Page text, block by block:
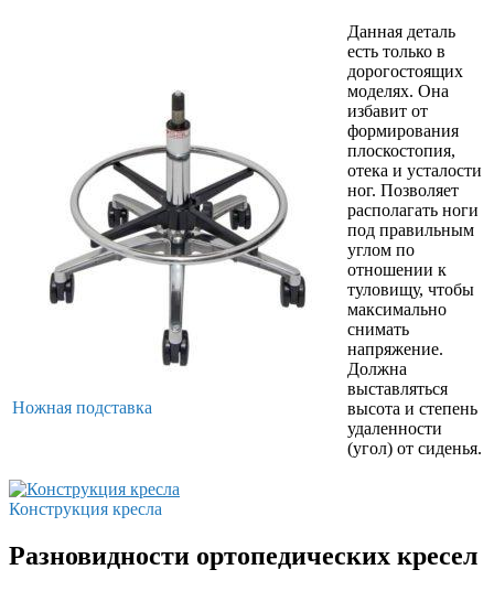
Ножная подставка
Данная деталь
есть только в
дорогостоящих
моделях. Она
избавит от
формирования
плоскостопия,
отека и усталости
ног. Позволяет
располагать ноги
под правильным
углом по
отношении к
туловищу, чтобы
максимально
снимать
напряжение.
Должна
выставляться
высота и степень
удаленности
(угол) от сиденья.
Конструкция кресла
Разновидности ортопедических кресел